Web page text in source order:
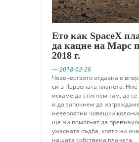
Ето как SpaceX
да кацне на Марс
2018 г.
— 2018-02-26
Човечеството отдавна е
си в Червената планета. Ние
искаме да стигнем там, да
и да започнем да изграждаме
невероятни човешки
ще ни помогнат да
ужасната съдба, която ни
нашата собствена планета,